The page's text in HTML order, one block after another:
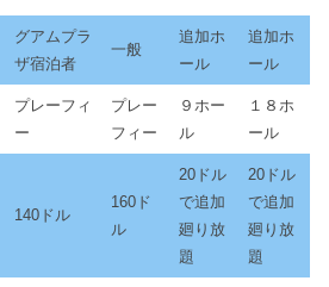
グアムプラ
ザ宿泊者
一般
追加ホ
ール
追加ホ
ール
プレーフィ
ー
プレー
フィー
９ホー
ル
１８ホ
ール
140ドル
160ド
ル
20ドル
で追加
廻り放
題
20ドル
で追加
廻り放
題